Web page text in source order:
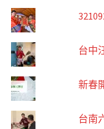
台中
新春
台南